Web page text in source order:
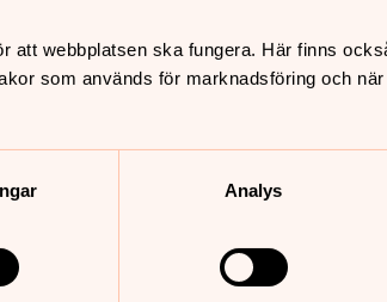
att webbplatsen ska fungera. Här finns
som används för marknadsföring och
Analys
Hitta snabbt